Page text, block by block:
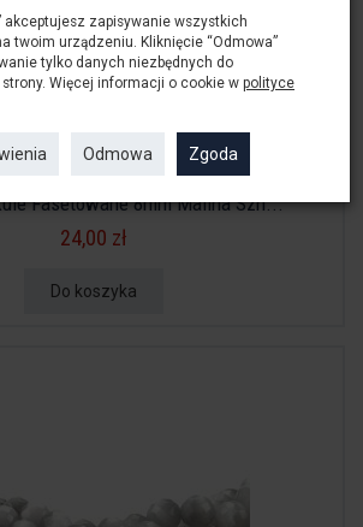
Fasetowane 8mm Malina Szn...
24,00 zł
Do koszyka
akceptujesz zapisywanie wszystkich
twoim urządzeniu. Kliknięcie “Odmowa”
tylko danych niezbędnych do
Więcej informacji o cookie w polityce
Odmowa Zgoda